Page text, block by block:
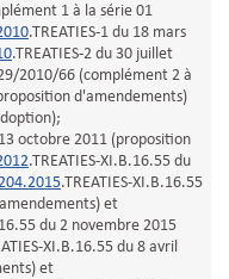
1 à la série 01
.TREATIES-1 du 18 mars
.TREATIES-2 du 30 juillet
2010/66 (complément 2 à
d'amendements)
13 octobre 2011 (proposition
.TREATIES-XI.B.16.55 du
.TREATIES-XI.B.16.55
et
du 2 novembre 2015
XI.B.16.55 du 8 avril
et